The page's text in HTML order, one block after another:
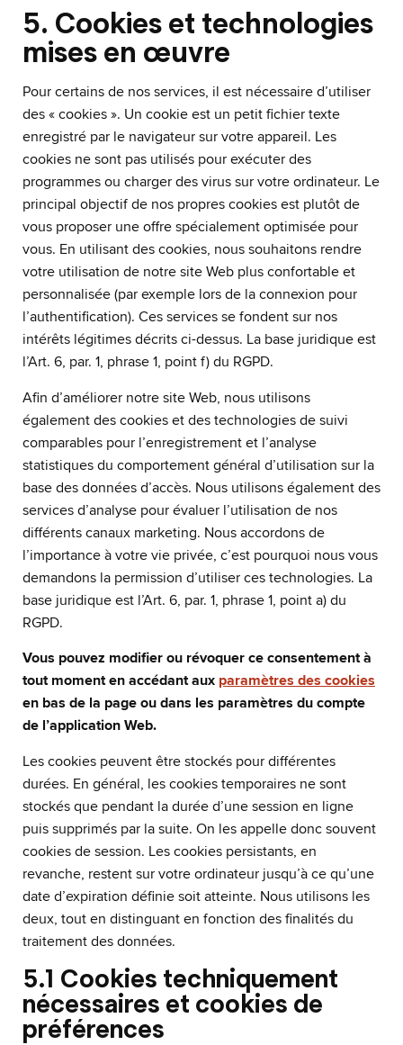
5. Cookies et technologies
mises en œuvre
Pour certains de nos services, il est nécessaire d’utiliser
des « cookies ». Un cookie est un petit fichier texte
enregistré par le navigateur sur votre appareil. Les
cookies ne sont pas utilisés pour exécuter des
programmes ou charger des virus sur votre ordinateur. Le
principal objectif de nos propres cookies est plutôt de
vous proposer une offre spécialement optimisée pour
vous. En utilisant des cookies, nous souhaitons rendre
votre utilisation de notre site Web plus confortable et
personnalisée (par exemple lors de la connexion pour
l’authentification). Ces services se fondent sur nos
intérêts légitimes décrits ci-dessus. La base juridique est
l’Art. 6, par. 1, phrase 1, point f) du RGPD.
Afin d’améliorer notre site Web, nous utilisons
également des cookies et des technologies de suivi
comparables pour l’enregistrement et l’analyse
statistiques du comportement général d’utilisation sur la
base des données d’accès. Nous utilisons également des
services d’analyse pour évaluer l’utilisation de nos
différents canaux marketing. Nous accordons de
l’importance à votre vie privée, c’est pourquoi nous vous
demandons la permission d’utiliser ces technologies. La
base juridique est l’Art. 6, par. 1, phrase 1, point a) du
RGPD.
Vous pouvez modifier ou révoquer ce consentement à
tout moment en accédant aux paramètres des cookies
en bas de la page ou dans les paramètres du compte
de l’application Web.
Les cookies peuvent être stockés pour différentes
durées. En général, les cookies temporaires ne sont
stockés que pendant la durée d’une session en ligne
puis supprimés par la suite. On les appelle donc souvent
cookies de session. Les cookies persistants, en
revanche, restent sur votre ordinateur jusqu’à ce qu’une
date d’expiration définie soit atteinte. Nous utilisons les
deux, tout en distinguant en fonction des finalités du
traitement des données.
5.1 Cookies techniquement
nécessaires et cookies de
préférences